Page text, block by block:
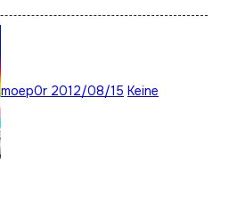
moep0r 2012/08/15 Keine